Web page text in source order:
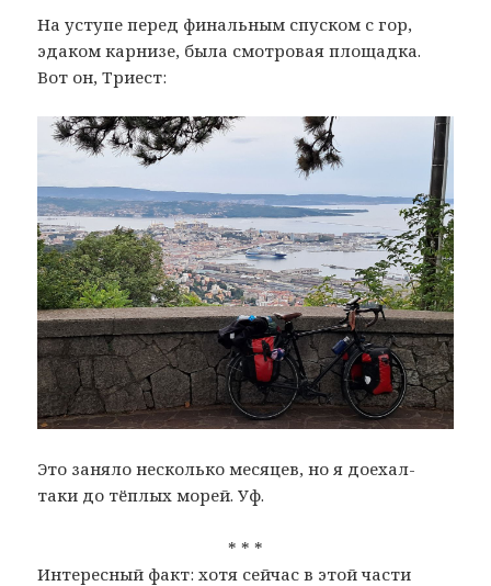
На уступе перед финальным спуском с гор,
эдаком карнизе, была смотровая площадка.
Вот он, Триест:
Это заняло несколько месяцев, но я доехал-
таки до тёплых морей. Уф.
* * *
Интересный факт: хотя сейчас в этой части